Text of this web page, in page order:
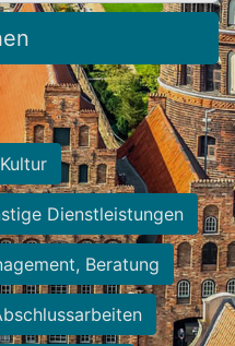
Dienstleistungen
Beratung